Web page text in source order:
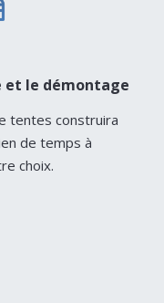
et le démontage
tentes construira
de temps à
choix.